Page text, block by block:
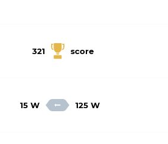
321 score
15 W 125 W